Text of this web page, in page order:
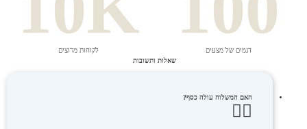
דגמים של מצעים
לקוחות מרוצים
שאלות ותשובות
האם המשלוח עולה כסף?